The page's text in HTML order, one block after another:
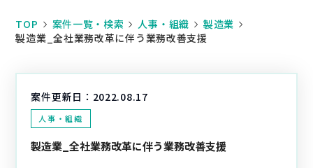
TOP 案件一覧・検索 人事・組織
製造業
製造業_全社業務改革に伴う業務改善支援
案件更新日： 2022.08.17
人事・組織
製造業_全社業務改革に伴う業務改善支援